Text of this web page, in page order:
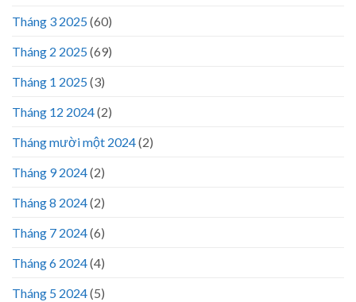
Tháng 3 2025(60)
Tháng 2 2025(69)
Tháng 1 2025(3)
Tháng 12 2024(2)
Tháng mười một 2024(2)
Tháng 9 2024(2)
Tháng 8 2024(2)
Tháng 7 2024(6)
Tháng 6 2024(4)
Tháng 5 2024(5)